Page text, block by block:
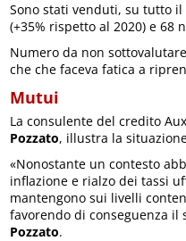
Sono stati venduti, su tutto
(+35% rispetto al 2020) e 68
Numero da non
che che faceva fatica a
Mutui
La consulente del credito
Pozzato, illustra la
«Nonostante un contesto
inflazione e rialzo dei tassi
mantengono sui livelli
favorendo di conseguenza
Pozzato.